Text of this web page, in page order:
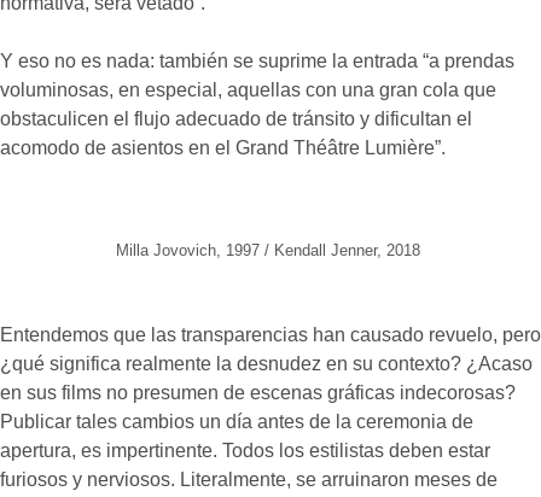
Y eso no es nada: también se suprime la entrada “a prendas
voluminosas, en especial, aquellas con una gran cola que
obstaculicen el flujo adecuado de tránsito y dificultan el
acomodo de asientos en el Grand Théâtre Lumière”.
Milla Jovovich, 1997 / Kendall Jenner, 2018
Entendemos que las transparencias han causado revuelo, pero
¿qué significa realmente la desnudez en su contexto? ¿Acaso
en sus films no presumen de escenas gráficas indecorosas?
Publicar tales cambios un día antes de la ceremonia de
apertura, es impertinente. Todos los estilistas deben estar
furiosos y nerviosos. Literalmente, se arruinaron meses de